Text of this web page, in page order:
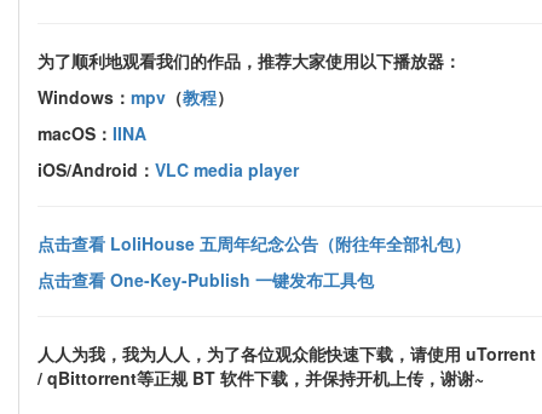
为了顺利地观看我们的作品，推荐大家使用以下播放器：
Windows： mpv （教程）
macOS： IINA
iOS/Android： VLC media player
点击查看 LoliHouse 五周年纪念公告（附往年全部礼包）
点击查看 One-Key-Publish 一键发布工具包
人人为我，我为人人，为了各位观众能快速下载，请使用 uTorrent
/ qBittorrent等正规 BT 软件下载，并保持开机上传，谢谢~